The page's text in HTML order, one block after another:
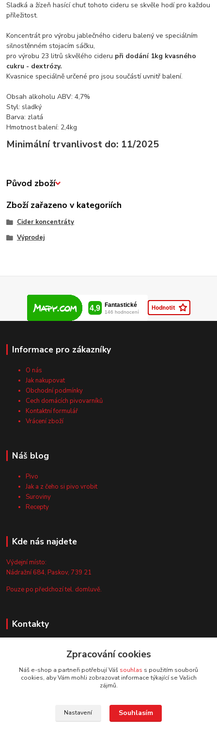
Sladká a žízeň hasící chuť tohoto cideru se skvěle hodí pro každou
příležitost.
Koncentrát pro výrobu jablečného cideru balený ve speciálním
silnostěnném stojacím sáčku,
pro výrobu 23 litrů skvělého cideru při dodání 1kg kvasného
cukru - dextrózy.
Kvasnice speciálně určené pro jsou součástí uvnitř balení.
Obsah alkoholu ABV: 4,7%
Styl: sladký
Barva: zlatá
Hmotnost balení: 2,4kg
Minimální trvanlivost do: 11/2025
Původ zboží
Zboží zařazeno v kategoriích
Cider koncentráty
Výprodej
Informace pro zákazníky
O nás
Jak nakupovat
Obchodní podmínky
Cech domácích pivovarníků
Kontaktní formulář
Vrácení zboží
Náš blog
Pivo
Jak a z čeho si pivo vrobit
Suroviny
Recepty
Kde nás najdete
Výdejní místo:
Nádražní 684, Paskov, 739 21
Pouze po předchozí tel. domluvě.
Kontakty
+420 735 044 675
info@vyrobtesipivo.cz
Zpracování cookies
Náš e-shop a partneři potřebují Váš souhlas s použitím souborů
cookies, aby Vám mohli zobrazovat informace týkající se Vašich
zájmů.
Nastavení Souhlasím